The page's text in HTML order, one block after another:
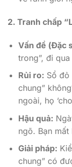
2. Tranh chấp
Vấn đề (Đặc
trong”, đi
Rủi ro: Sổ đỏ
chung”
ngoài, họ
Hậu quả:
ngõ. Bạn mất
Giải pháp:
chung” có